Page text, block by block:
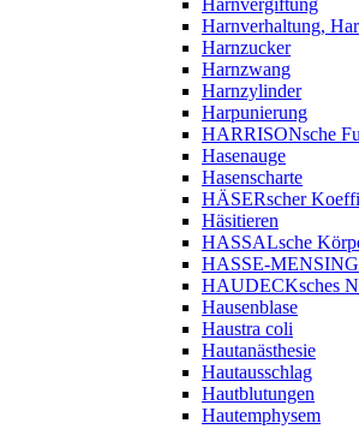
Harnvergiftung
Harnverhaltung,
Harnzucker
Harnzwang
Harnzylinder
Harpunierung
HARRISONsche
Hasenauge
Hasenscharte
HÄSERscher
Häsitieren
HASSALsche
HASSE-
HAUDECKsches
Hausenblase
Haustra coli
Hautanästhesie
Hautausschlag
Hautblutungen
Hautemphysem